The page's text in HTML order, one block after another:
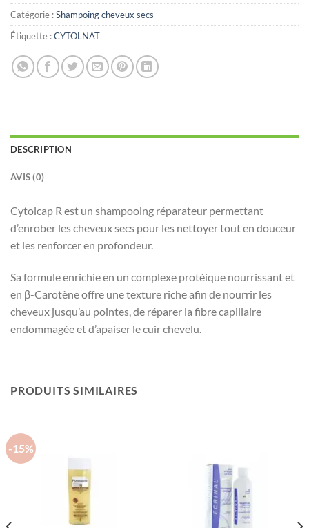
Catégorie :Shampoing cheveux secs
Étiquette :CYTOLNAT
DESCRIPTION
AVIS (0)
Cytolcap R est un shampooing réparateur permettant
d’enrober les cheveux secs pour les nettoyer tout en douceur
et les renforcer en profondeur.
Sa formule enrichie en un complexe protéique nourrissant et
en β-Carotène offre une texture riche afin de nourrir les
cheveux jusqu’au pointes, de réparer la fibre capillaire
endommagée et d’apaiser le cuir chevelu.
PRODUITS SIMILAIRES
-15%